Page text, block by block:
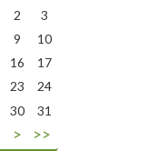
> >>
2
3
9
10
16
17
23
24
30 31